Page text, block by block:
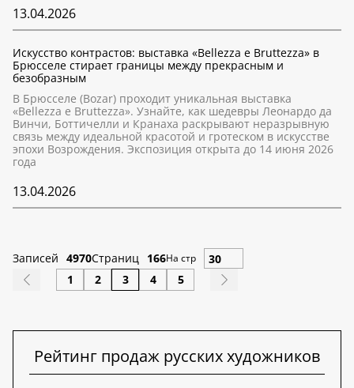
13.04.2026
Искусство контрастов: выставка «Bellezza e Bruttezza» в
Брюсселе стирает границы между прекрасным и
безобразным
В Брюсселе (Bozar) проходит уникальная выставка
«Bellezza e Bruttezza». Узнайте, как шедевры Леонардо да
Винчи, Боттичелли и Кранаха раскрывают неразрывную
связь между идеальной красотой и гротеском в искусстве
эпохи Возрождения. Экспозиция открыта до 14 июня 2026
года
13.04.2026
Записей 4970Страниц 166На стр
1 2 3 4 5
Рейтинг продаж русских художников